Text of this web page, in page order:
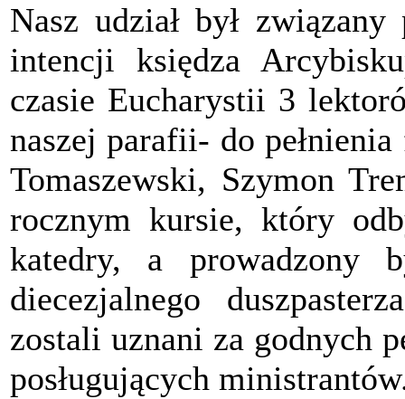
Nasz udział był
intencji księdza
czasie Eucharystii 3
naszej parafii- do
Tomaszewski, Szymon
rocznym kursie, który
katedry, a prowadzony
diecezjalnego
zostali uznani za godnych
posługujących